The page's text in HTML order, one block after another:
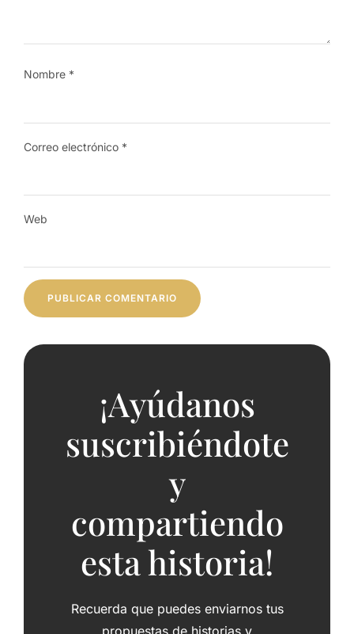
Nombre *
Correo electrónico *
Web
¡Ayúdanos
suscribiéndote
y
compartiendo
esta historia!
Recuerda que puedes enviarnos tus